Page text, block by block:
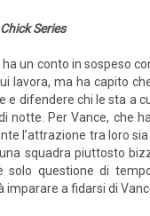
Series
un conto in sospeso
lavora, ma ha capito
e difendere chi le sta a
notte. Per Vance, che
l’attrazione tra loro
squadra piuttosto
solo questione di
imparare a fidarsi di